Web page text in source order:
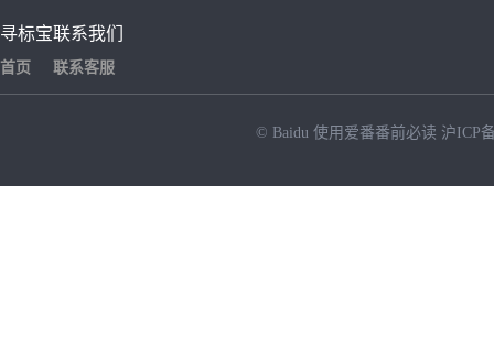
寻标宝
首页
联系我们
联系客服
© Baidu 使用爱番番前必读 沪ICP